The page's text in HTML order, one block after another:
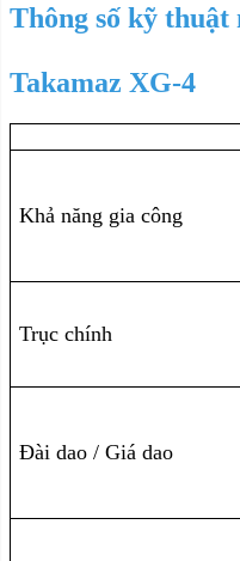
Thông số kỹ thuật
Takamaz XG-4
Khả năng gia công
Trục chính
Đài dao / Giá dao